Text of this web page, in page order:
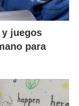
juegos
para